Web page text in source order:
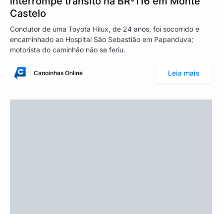
Castelo
Condutor de uma Toyota Hilux, de 24 anos, foi socorrido e
encaminhado ao Hospital São Sebastião em Papanduva;
motorista do caminhão não se feriu.
Canoinhas Online Leia mais